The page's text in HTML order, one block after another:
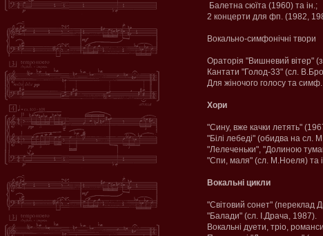
Балетна сюїта (1960) та ін.;
2 концерти для фп. (1982,
Вокально-симфонічні твори
Ораторія "Вишневий вітер"
Кантати "Голод-33" (сл.
Для жіночого голосу та
Хори
"Сину, вже качки летять"
"Білі лебеді" (обидва на сл.
"Лелеченьки", "Долиною
"Спи, маля" (сл. М.Ноеля) та
Вокальні цикли
"Світовий сонет" (переклад
"Балади" (сл. І.Драча, 1987).
Вокальні дуети, тріо,